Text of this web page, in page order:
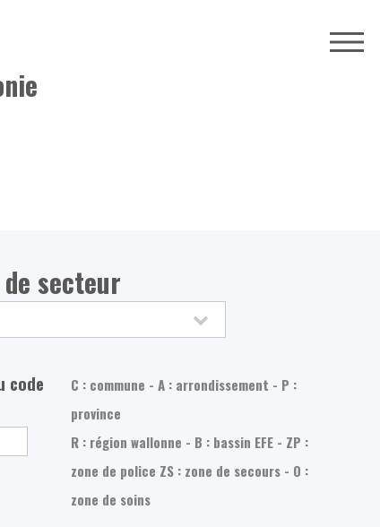
secteur
code
C : commune - A : arrondissement - P :
province
R : région wallonne - B : bassin EFE - ZP :
zone de police ZS : zone de secours - O :
zone de soins